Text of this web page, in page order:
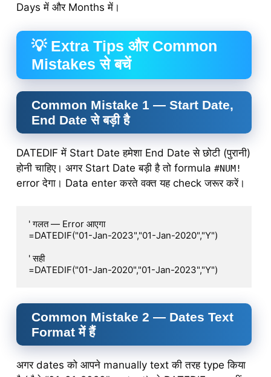
Days में और Months में।
💡 Extra Tips और Common
Mistakes से बचें
Common Mistake 1 — Start Date,
End Date से बड़ी है
DATEDIF में Start Date हमेशा End Date से छोटी (पुरानी)
होनी चाहिए। अगर Start Date बड़ी है तो formula #NUM!
error देगा। Data enter करते वक्त यह check जरूर करें।
' गलत — Error आएगा
=DATEDIF("01-Jan-2023","01-Jan-2020","Y")
' सही
Common Mistake 2 — Dates Text
Format में हैं
अगर dates को आपने manually text की तरह type किया